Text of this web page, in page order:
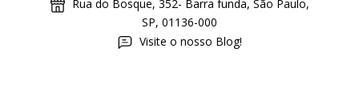
Rua do Bosque, 352- Barra funda, São Paulo,
SP, 01136-000
Visite o nosso Blog!